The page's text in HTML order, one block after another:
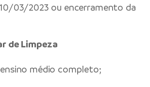
03/2023 ou encerramento da
de Limpeza
médio completo;